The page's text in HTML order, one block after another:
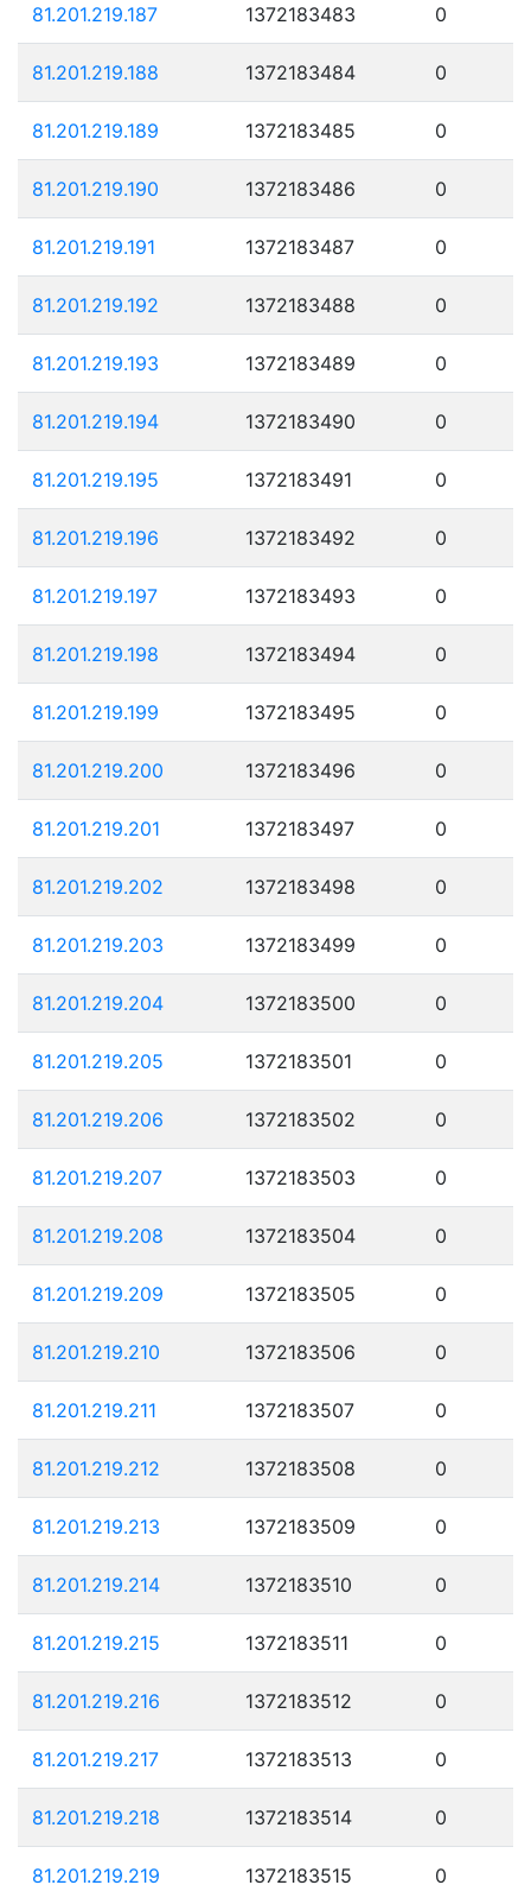
81.201.219.187 1372183483 0
81.201.219.188 1372183484 0
81.201.219.189 1372183485 0
81.201.219.190 1372183486 0
81.201.219.191 1372183487 0
81.201.219.192 1372183488 0
81.201.219.193 1372183489 0
81.201.219.194 1372183490 0
81.201.219.195 1372183491 0
81.201.219.196 1372183492 0
81.201.219.197 1372183493 0
81.201.219.198 1372183494 0
81.201.219.199 1372183495 0
81.201.219.200 1372183496 0
81.201.219.201 1372183497 0
81.201.219.202 1372183498 0
81.201.219.203 1372183499 0
81.201.219.204 1372183500 0
81.201.219.205 1372183501 0
81.201.219.206 1372183502 0
81.201.219.207 1372183503 0
81.201.219.208 1372183504 0
81.201.219.209 1372183505 0
81.201.219.210 1372183506 0
81.201.219.211 1372183507 0
81.201.219.212 1372183508 0
81.201.219.213 1372183509 0
81.201.219.214 1372183510 0
81.201.219.215 1372183511 0
81.201.219.216 1372183512 0
81.201.219.217 1372183513 0
81.201.219.218 1372183514 0
81.201.219.219 1372183515 0